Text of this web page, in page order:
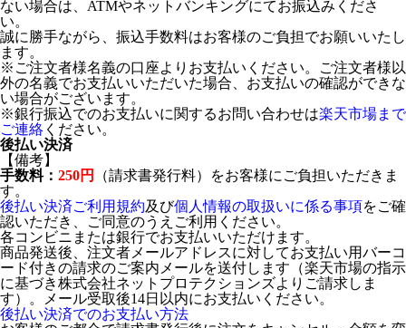
ない場合は、ATMやネットバンキングにてお振込みくださ
い。
誠に勝手ながら、振込手数料はお客様のご負担でお願いいたし
ます。
※ご注文者様名義の口座よりお支払いください。ご注文者様以
外の名義でお支払いいただいた場合、お支払いの確認ができな
い場合がございます。
※銀行振込でのお支払いに関するお問い合わせは楽天市場まで
ご連絡 ください。
後払い決済
【備考】
手数料： 250円
（請求書発行料）をお客様にご負担いただきま
す。
後払い決済ご利用規約及び個人情報の取扱いに係る事項をご確
認いただき、ご同意のうえご利用ください。
各コンビニまたは銀行でお支払いいただけます。
商品発送後、注文者メールアドレスに対してお支払い用バーコ
ード付きの請求のご案内メールを送付します（楽天市場の指示
に基づき株式会社ネットプロテクションズよりご請求しま
す）。メール受取後14日以内にお支払いください。
後払い決済でのお支払い方法